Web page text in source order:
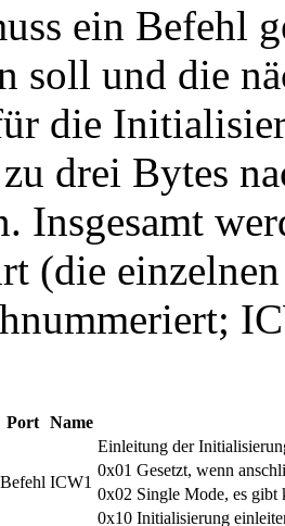
ein Befehl
soll und die
die
drei Bytes
Insgesamt
(die
Port Name
Befehl ICW1
Einleitung der
0x01 Gesetzt, wenn
0x02 Single Mode, es gibt
0x10 Initialisierung